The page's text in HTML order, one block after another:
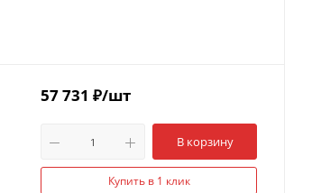
57 731 ₽/шт
В корзину
Купить в 1 клик